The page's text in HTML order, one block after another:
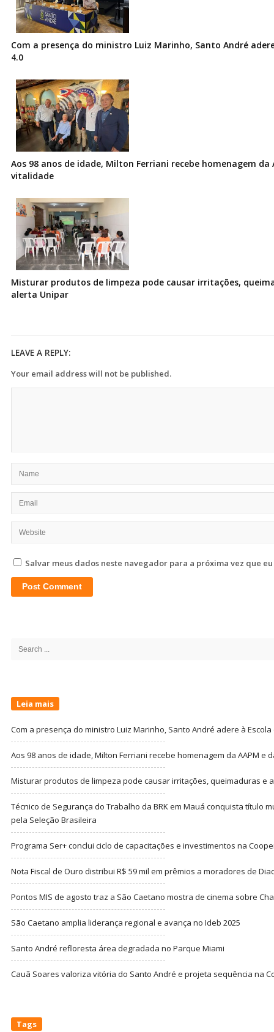
Com a presença do ministro Luiz Marinho, Santo André
4.0
Aos 98 anos de idade, Milton Ferriani recebe homenagem da
vitalidade
Misturar produtos de limpeza pode causar irritações,
alerta Unipar
LEAVE A REPLY:
Your email address will not be published.
Salvar meus dados neste navegador para a próxima vez que
Search
Leia mais
Com a presença do ministro Luiz Marinho, Santo André adere à
Aos 98 anos de idade, Milton Ferriani recebe homenagem da AAPM e
Misturar produtos de limpeza pode causar irritações, queimaduras e
Técnico de Segurança do Trabalho da BRK em Mauá conquista título
pela Seleção Brasileira
Programa Ser+ conclui ciclo de capacitações e investimentos na
Nota Fiscal de Ouro distribui R$ 59 mil em prêmios a moradores de
Pontos MIS de agosto traz a São Caetano mostra de cinema sobre
São Caetano amplia liderança regional e avança no Ideb 2025
Santo André refloresta área degradada no Parque Miami
Cauã Soares valoriza vitória do Santo André e projeta sequência na
Tags